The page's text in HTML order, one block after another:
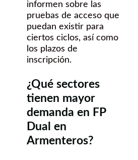
informen sobre las
pruebas de acceso que
puedan existir para
ciertos ciclos, así como
los plazos de
inscripción.
¿Qué sectores
tienen mayor
demanda en FP
Dual en
Armenteros?